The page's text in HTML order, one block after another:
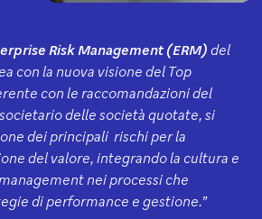
Risk Management (ERM) del
con la nuova visione del Top
con le raccomandazioni del
delle società quotate, si
dei principali rischi per la
del valore, integrando la cultura e
nei processi che
di performance e gestione.”